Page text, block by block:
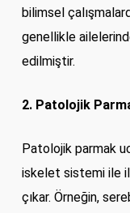
bilimsel
genellikle
edilmiştir.
2. Patolojik
Patolojik parmak
iskelet sistemi ile
çıkar. Örneğin,